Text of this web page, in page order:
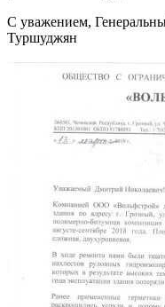
С уважением,
Туршуджян